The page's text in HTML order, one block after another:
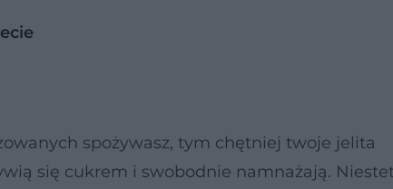
spożywasz, tym chętniej twoje jelita
się cukrem i swobodnie namnażają.